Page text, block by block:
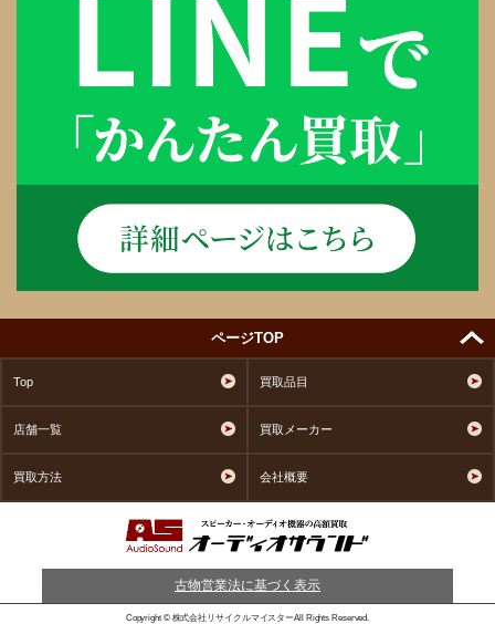
ページTOP
Top 買取品目
店舗一覧 買取メーカー
買取方法 会社概要
古物営業法に基づく表示
Copyright © 株式会社リサイクルマイスターAll Rights Reserved.